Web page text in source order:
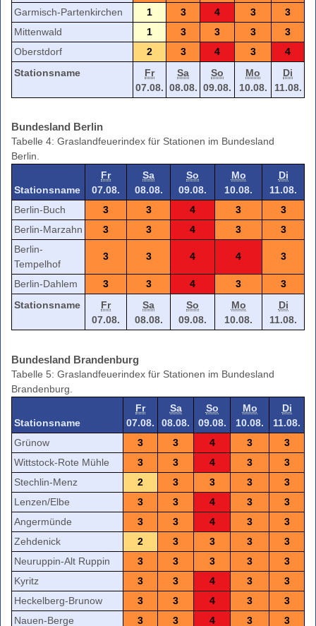
Garmisch-Partenkirchen
1 3 4 3
3
Mittenwald
1 3 3 3
3
Oberstdorf
2 3 4 3
4
Stationsname
Fr
07.08.
Sa
08.08.
So
09.08.
Mo
10.08.
Di
11.08.
Bundesland Berlin
Tabelle 4: Graslandfeuerindex für Stationen im Bundesland
Berlin.
Stationsname
Fr
07.08.
Sa
08.08.
So
09.08.
Mo
10.08.
Di
11.08.
Berlin-Buch
3 3 4 3
3
Berlin-Marzahn
3 3 4 3
3
Berlin-
Tempelhof
3 3 4 4 3
Berlin-Dahlem 3 3 4 3
3
Stationsname
Fr
07.08.
Sa
08.08.
So
09.08.
Mo
10.08.
Di
11.08.
Bundesland Brandenburg
Tabelle 5: Graslandfeuerindex für Stationen im Bundesland
Brandenburg.
Stationsname
Fr
07.08.
Sa
08.08.
So
09.08.
Mo
10.08.
Di
11.08.
Grünow
3 3 4 3
3
Wittstock-Rote Mühle
3 3 4 3
3
Stechlin-Menz
2 3 3 3
3
Lenzen/Elbe
3 3 4 3
3
Angermünde
3 3 4 3
3
Zehdenick
2 3 3 3
3
Neuruppin-Alt Ruppin
3 3 3 3
3
Kyritz
3 3 4 3
3
Heckelberg-Brunow
3 3 4 3
3
Nauen-Berge
3 3 4 3 3